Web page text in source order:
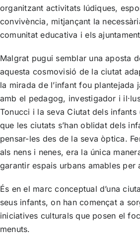
organitzant activitats lúdiques,
convivència, mitjançant la
comunitat educativa i els
Malgrat pugui semblar una aposta
aquesta cosmovisió de la ciutat
la mirada de l’infant fou plantejada
amb el pedagog, investigador i
Tonucci i la seva Ciutat dels infants
que les ciutats s’han oblidat dels
pensar-les des de la seva òptica.
als nens i nenes, era la única
garantir espais urbans amables per
És en el marc conceptual d’una
seus infants, on han començat a
iniciatives culturals que posen el
menuts.